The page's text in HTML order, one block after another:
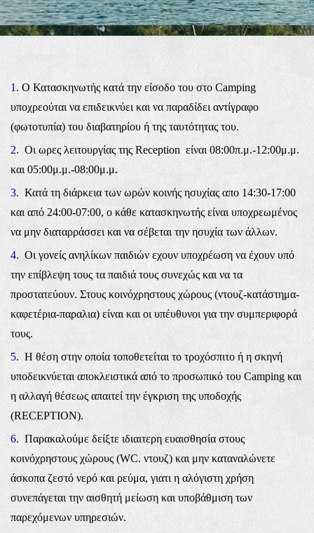
1. Ο Κατασκηνωτής κατά την είσοδο του στο Camping
υποχρεούται να επιδεικνύει και να παραδίδει αντίγραφο
(φωτοτυπία) του διαβατηρίου ή της ταυτότητας του.
2. Οι ωρες λειτουργίας της Reception είναι 08:00π.μ.-12:00μ.μ.
και 05:00μ.μ.-08:00μ.μ.
3. Κατά τη διάρκεια των ωρών κοινής ησυχίας απο 14:30-17:00
και από 24:00-07:00, ο κάθε κατασκηνωτής είναι υποχρεωμένος
να μην διαταρράσσει και να σέβεται την ησυχία των άλλων.
4. Οι γονείς ανηλίκων παιδιών εχουν υποχρέωση να έχουν υπό
την επίβλεψη τους τα παιδιά τους συνεχώς και να τα
προστατεύουν. Στους κοινόχρηστους χώρους (ντουζ-κατάστημα-
καφετέρια-παραλια) είναι και οι υπέυθυνοι για την συμπεριφορά
τους.
5. Η θέση στην οποία τοποθετείται το τροχόσπιτο ή η σκηνή
υποδεικνύεται αποκλειστικά από το προσωπικό του Camping και
η αλλαγή θέσεως απαιτεί την έγκριση της υποδοχής
(RECEPTION).
6. Παρακαλούμε δείξτε ιδιαιτερη ευαισθησία στους
κοινόχρηστους χώρους (WC. ντουζ) και μην καταναλώνετε
άσκοπα ζεστό νερό και ρεύμα, γιατι η αλόγιστη χρήση
συνεπάγεται την αισθητή μείωση και υποβάθμιση των
παρεχόμενων υπηρεσιών.